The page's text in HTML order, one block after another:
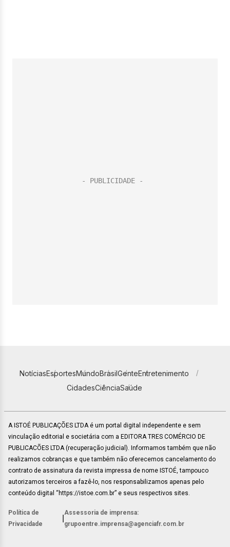
NotíciasEsportesMundoBrasilGenteEntretenimento
CidadesCiênciaSaúde
A ISTOÉ PUBLICAÇÕES LTDA é um portal digital independente e sem
vinculação editorial e societária com a EDITORA TRES COMÉRCIO DE
PUBLICACÕES LTDA (recuperação judicial). Informamos também que não
realizamos cobranças e que também não oferecemos cancelamento do
contrato de assinatura da revista impressa de nome ISTOÉ, tampouco
autorizamos terceiros a fazê-lo, nos responsabilizamos apenas pelo
conteúdo digital “https://istoe.com.br” e seus respectivos sites.
Política de
Privacidade
Assessoria de imprensa:
grupoentre.imprensa@agenciafr.com.br